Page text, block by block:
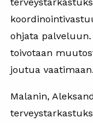
ohjata
toivotaan
joutua vaatimaan.
Malanin,